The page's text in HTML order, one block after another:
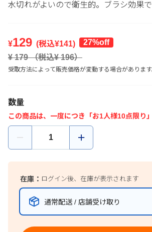
水切れがよいので衛生的。ブラシ効果
¥129 (税込¥141)
27%off
¥ 179（税込¥196）
受取方法によって販売価格が変動する場合があります
数量
この商品は、一度につき「お1人様10点限り」
在庫： ログイン後、在庫が表示されます
通常配送 / 店舗受け取り